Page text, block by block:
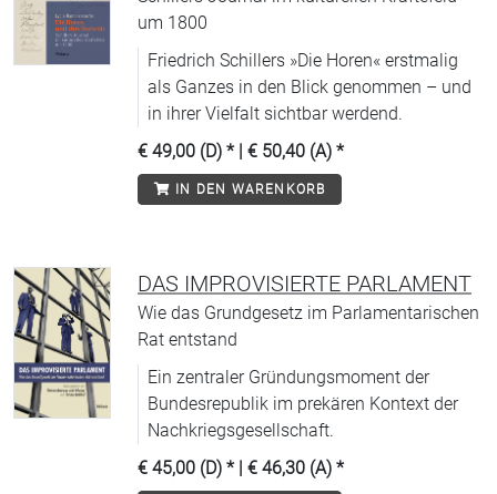
um 1800
Friedrich Schillers »Die Horen« erstmalig
als Ganzes in den Blick genommen – und
in ihrer Vielfalt sichtbar werdend.
€ 49,00 (D) * | € 50,40 (A) *
IN DEN WARENKORB
DAS IMPROVISIERTE PARLAMENT
Wie das Grundgesetz im Parlamentarischen
Rat entstand
Ein zentraler Gründungsmoment der
Bundesrepublik im prekären Kontext der
Nachkriegsgesellschaft.
€ 45,00 (D) * | € 46,30 (A) *